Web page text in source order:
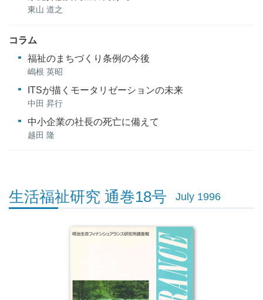
東山 道之
コラム
福祉のまちづくり条例の今後
嶋根 英昭
ITSが描くモータリゼーションの未来
中田 昇行
中小企業の社長の死亡に備えて
越田 隆
生活福祉研究 通巻18号 July 1996